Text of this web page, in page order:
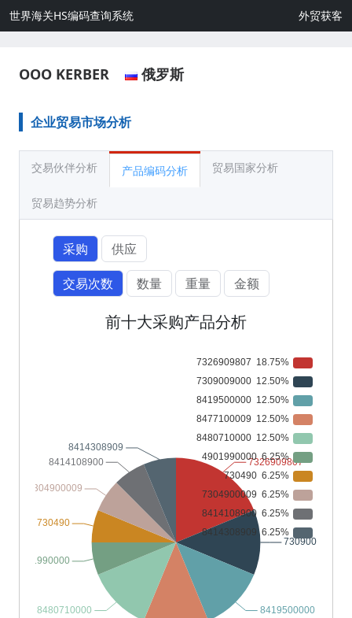
世界海关HS编码查询系统 外贸获客
OOO KERBER 俄罗斯
企业贸易市场分析
交易伙伴分析 产品编码分析 贸易国家分析
贸易趋势分析
采购
供应
交易次数
数量 重量 金额
前十大采购产品分析